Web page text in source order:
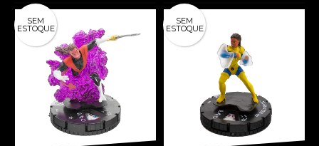
SEM
ESTOQUE
SEM
ESTOQUE